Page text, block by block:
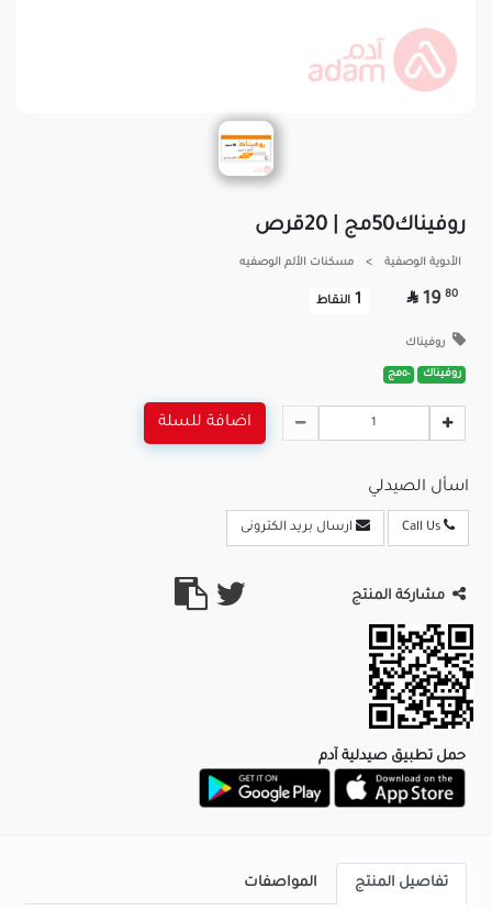
روفيناك50مج | 20قرص
الأدوية الوصفية > مسكنات الألم الوصفيه
80
19

1 النقاط
روفيناك
روفيناك ٥٠مج
اضافة للسلة
اسأل الصيدلي
ارسال بريد الكترونى
مشاركة المنتج
حمل تطبيق صيدلية آدم
تفاصيل المنتج المواصفات